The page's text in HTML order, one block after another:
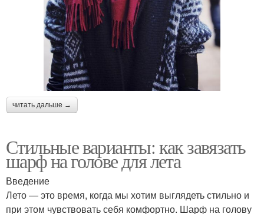
читать дальше →
Стильные варианты: как завязать
шарф на голове для лета
Введение
Лето — это время, когда мы хотим выглядеть стильно и
при этом чувствовать себя комфортно. Шарф на голову